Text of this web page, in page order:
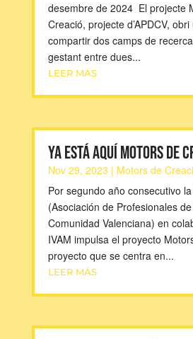
desembre de 2024 El projecte
Creació, projecte d’APDCV,
compartir dos camps de
gestant entre dues...
LEER MÁS
Ya está aquí Motors de
Nov 29, 2023 | Motors de
Por segundo año consecutivo
(Asociación de Profesionales
Comunidad Valenciana) en
IVAM impulsa el proyecto
proyecto que se centra en...
LEER MÁS